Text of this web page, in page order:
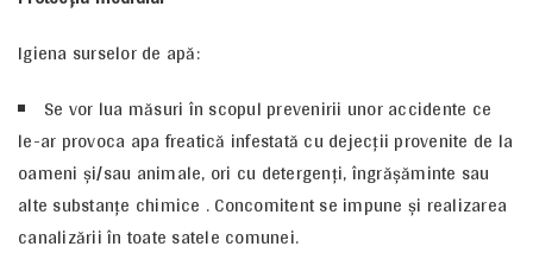
Igiena surselor de apă:
Se vor lua măsuri în scopul prevenirii unor accidente ce
le-ar provoca apa freatică infestată cu dejecţii provenite de la
oameni şi/sau animale, ori cu detergenţi, îngrăşăminte sau
alte substanţe chimice . Concomitent se impune şi realizarea
canalizării în toate satele comunei.